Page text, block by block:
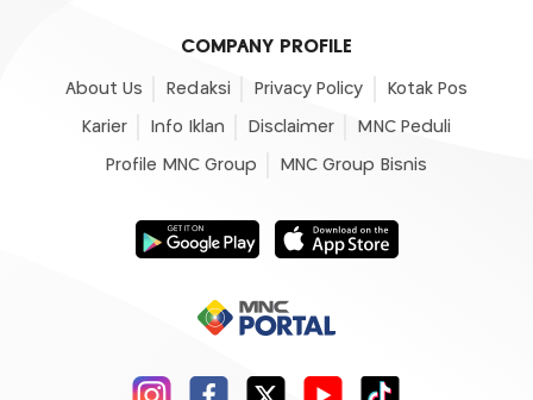
COMPANY PROFILE
About Us Redaksi Privacy Policy Kotak Pos
Karier Info Iklan Disclaimer MNC Peduli
Profile MNC Group MNC Group Bisnis